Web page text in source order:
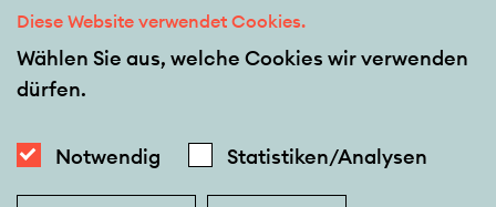
Barrierefreiheit
Kontakt
Diese Website verwendet Cookies.
Wählen Sie aus, welche Cookies wir verwenden
dürfen.
Notwendig Statistiken/Analysen